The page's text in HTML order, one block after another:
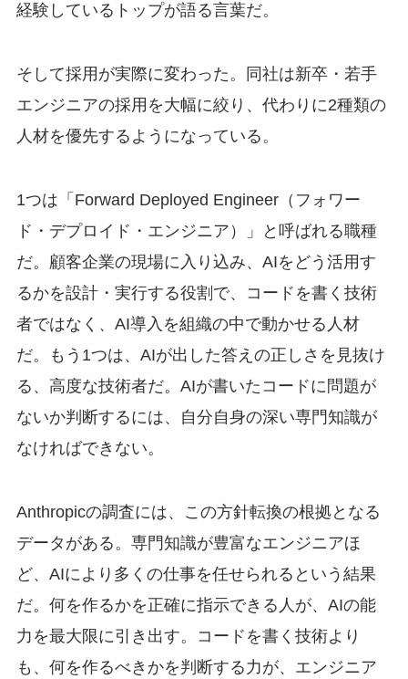
経験しているトップが語る言葉だ。
そして採用が実際に変わった。同社は新卒・若手
エンジニアの採用を大幅に絞り、代わりに2種類の
人材を優先するようになっている。
1つは「Forward Deployed Engineer（フォワー
ド・デプロイド・エンジニア）」と呼ばれる職種
だ。顧客企業の現場に入り込み、AIをどう活用す
るかを設計・実行する役割で、コードを書く技術
者ではなく、AI導入を組織の中で動かせる人材
だ。もう1つは、AIが出した答えの正しさを見抜け
る、高度な技術者だ。AIが書いたコードに問題が
ないか判断するには、自分自身の深い専門知識が
なければできない。
Anthropicの調査には、この方針転換の根拠となる
データがある。専門知識が豊富なエンジニアほ
ど、AIにより多くの仕事を任せられるという結果
だ。何を作るかを正確に指示できる人が、AIの能
力を最大限に引き出す。コードを書く技術より
も、何を作るべきかを判断する力が、エンジニア